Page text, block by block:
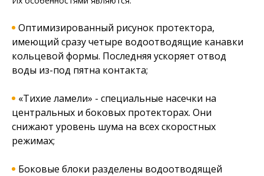
Оптимизированный рисунок протектора,
имеющий сразу четыре водоотводящие канавки
кольцевой формы. Последняя ускоряет отвод
воды из-под пятна контакта;
«Тихие ламели» - специальные насечки на
центральных и боковых протекторах. Они
снижают уровень шума на всех скоростных
режимах;
Боковые блоки разделены водоотводящей